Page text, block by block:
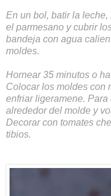
En un bol, batir la
el parmesano y cubrir
bandeja con agua
moldes.
Hornear 35 minutos o
Colocar los moldes con
enfriar ligeramene.
alrededor del molde y
Decorar con tomates
tibios.